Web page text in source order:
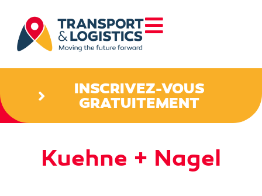
INSCRIVEZ-VOUS
GRATUITEMENT
Kuehne + Nagel